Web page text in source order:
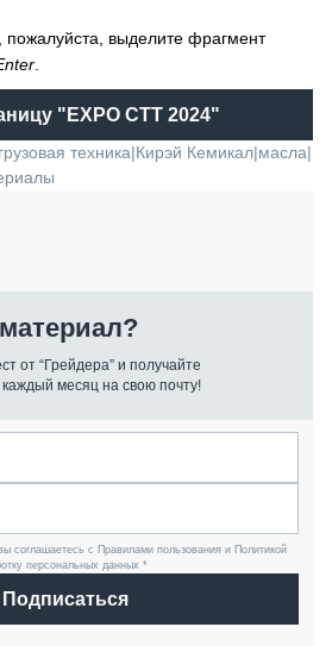
выделите фрагмент
"EXPO CTT 2024"
грузовая техника|Кирэй Кемикал|масла|
от “Грейдера” и получайте
месяц на свою почту!
соглашаетесь с Правилами пользования и Политикой
персональных данных *
Подписаться